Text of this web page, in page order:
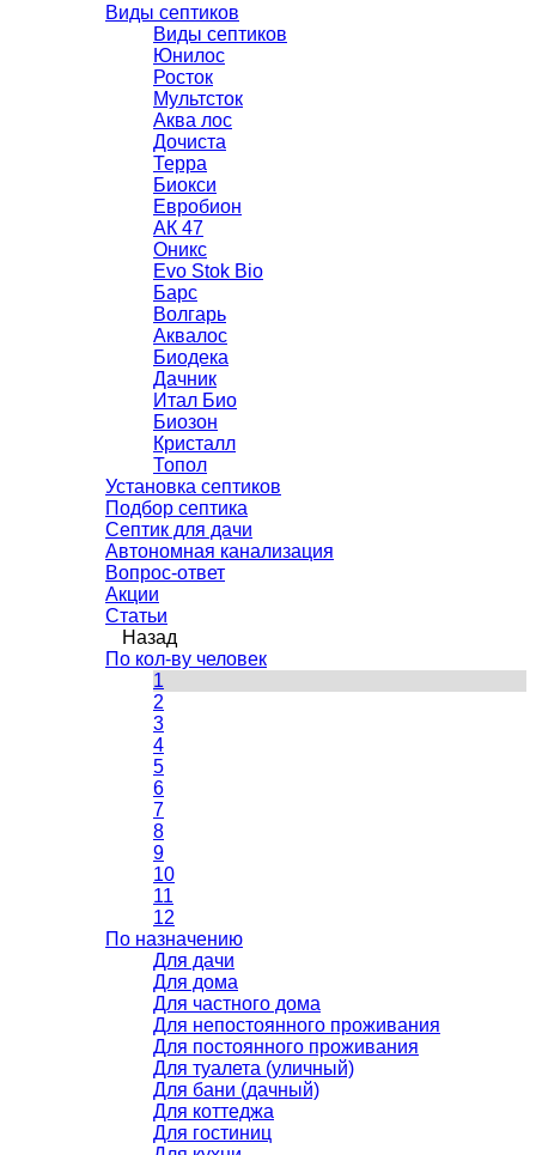
Виды септиков
Виды септиков
Юнилос
Росток
Мультсток
Аква лос
Дочиста
Терра
Биокси
Евробион
АК 47
Оникс
Evo Stok Bio
Барс
Волгарь
Аквалос
Биодека
Дачник
Итал Био
Биозон
Кристалл
Топол
Установка септиков
Подбор септика
Септик для дачи
Автономная канализация
Вопрос-ответ
Акции
Статьи
Назад
По кол-ву человек
1
2
3
4
5
6
7
8
9
10
11
12
По назначению
Для дачи
Для дома
Для частного дома
Для непостоянного проживания
Для постоянного проживания
Для туалета (уличный)
Для бани (дачный)
Для коттеджа
Для гостиниц